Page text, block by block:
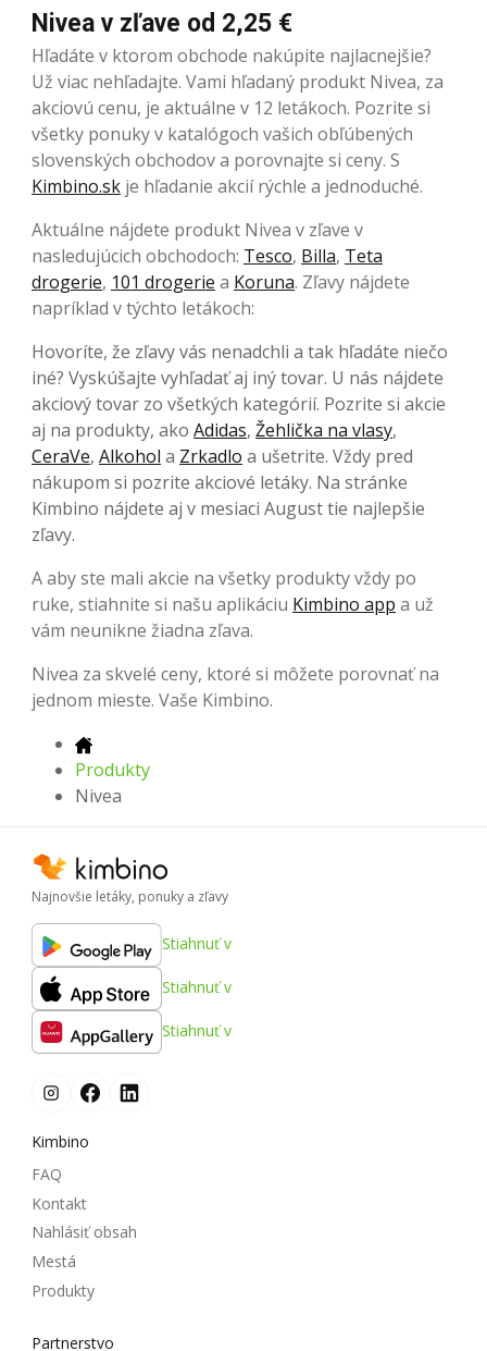
Nivea v zľave od 2,25 €
Hľadáte v ktorom obchode nakúpite najlacnejšie?
Už viac nehľadajte. Vami hľadaný produkt Nivea, za
akciovú cenu, je aktuálne v 12 letákoch. Pozrite si
všetky ponuky v katalógoch vašich obľúbených
slovenských obchodov a porovnajte si ceny. S
Kimbino.sk je hľadanie akcií rýchle a jednoduché.
Aktuálne nájdete produkt Nivea v zľave v
nasledujúcich obchodoch: Tesco, Billa, Teta
drogerie, 101 drogerie a Koruna. Zľavy nájdete
napríklad v týchto letákoch:
Hovoríte, že zľavy vás nenadchli a tak hľadáte niečo
iné? Vyskúšajte vyhľadať aj iný tovar. U nás nájdete
akciový tovar zo všetkých kategórií. Pozrite si akcie
aj na produkty, ako Adidas, Žehlička na vlasy,
CeraVe, Alkohol a Zrkadlo a ušetrite. Vždy pred
nákupom si pozrite akciové letáky. Na stránke
Kimbino nájdete aj v mesiaci August tie najlepšie
zľavy.
A aby ste mali akcie na všetky produkty vždy po
ruke, stiahnite si našu aplikáciu Kimbino app a už
vám neunikne žiadna zľava.
Nivea za skvelé ceny, ktoré si môžete porovnať na
jednom mieste. Vaše Kimbino.
Produkty
Nivea
Najnovšie letáky, ponuky a zľavy
Stiahnuť v
Stiahnuť v
Stiahnuť v
Kimbino
FAQ
Kontakt
Nahlásiť obsah
Mestá
Produkty
Partnerstvo